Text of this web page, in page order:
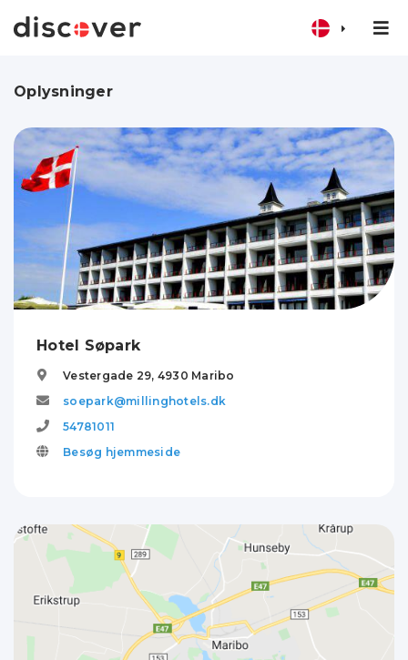
Oplysninger
Hotel Søpark
Vestergade 29, 4930 Maribo
soepark@millinghotels.dk
54781011
Besøg hjemmeside